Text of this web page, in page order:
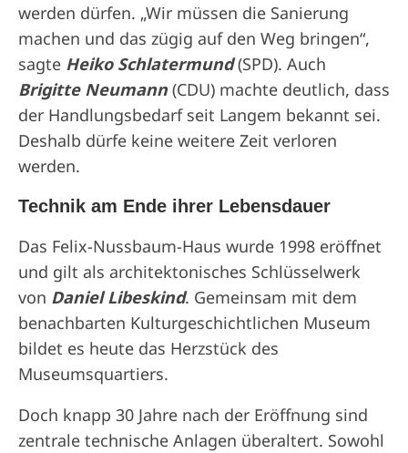
werden dürfen. „Wir müssen die Sanierung
machen und das zügig auf den Weg bringen“,
sagte Heiko Schlatermund(SPD). Auch
Brigitte Neumann(CDU) machte deutlich, dass
der Handlungsbedarf seit Langem bekannt sei.
Deshalb dürfe keine weitere Zeit verloren
werden.
Technik am Ende ihrer Lebensdauer
Das Felix-Nussbaum-Haus wurde 1998 eröffnet
und gilt als architektonisches Schlüsselwerk
von Daniel Libeskind. Gemeinsam mit dem
benachbarten Kulturgeschichtlichen Museum
bildet es heute das Herzstück des
Museumsquartiers.
Doch knapp 30 Jahre nach der Eröffnung sind
zentrale technische Anlagen überaltert. Sowohl